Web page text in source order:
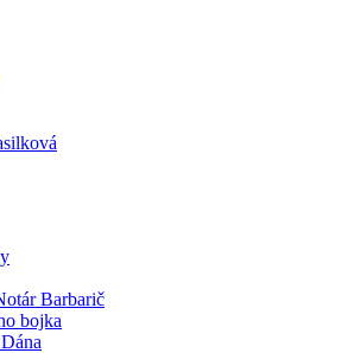
Barbarič
bojka